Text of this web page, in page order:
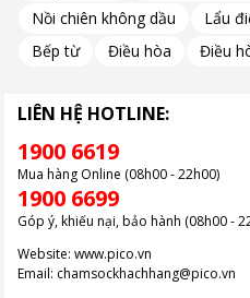
Nồi chiên không dầu
Lẩu
Bếp từ
Điều hòa Điều
LIÊN HỆ HOTLINE:
1900 6619
Mua hàng Online (08h00 - 22h00)
1900 6699
Góp ý, khiếu nại, bảo hành (08h00 -
Website: www.pico.vn
Email: chamsockhachhang@pico.vn